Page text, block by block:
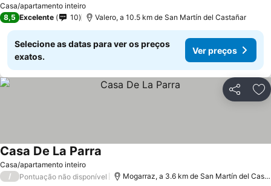
Casa/apartamento inteiro
8,5 Excelente 10 Valero, a 10.5 km de San Martín del Castañar
Selecione as datas para ver os preços
exatos.
Ver preços
Partilhar
Casa/apartamento inteiro
Casa De La Parra
/ Pontuação não disponível Mogarraz, a 3.6 km de San Martín del